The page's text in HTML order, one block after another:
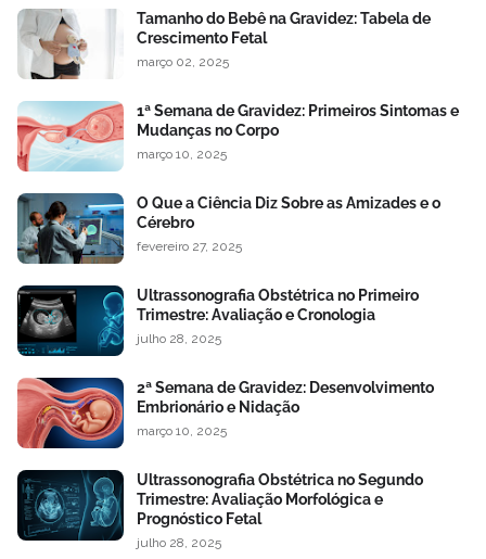
Tamanho do Bebê na Gravidez: Tabela de
Crescimento Fetal
março 02, 2025
1ª Semana de Gravidez: Primeiros Sintomas e
Mudanças no Corpo
março 10, 2025
O Que a Ciência Diz Sobre as Amizades e o
Cérebro
fevereiro 27, 2025
Ultrassonografia Obstétrica no Primeiro
Trimestre: Avaliação e Cronologia
julho 28, 2025
2ª Semana de Gravidez: Desenvolvimento
Embrionário e Nidação
março 10, 2025
Ultrassonografia Obstétrica no Segundo
Trimestre: Avaliação Morfológica e
Prognóstico Fetal
julho 28, 2025